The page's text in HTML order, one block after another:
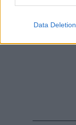
Data Deletion